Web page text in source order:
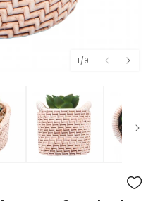
1 /de
9